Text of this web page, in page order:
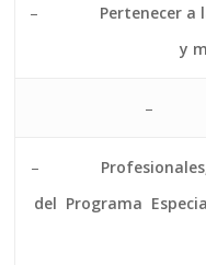
– Pertenecer a
y
–
–
del Programa